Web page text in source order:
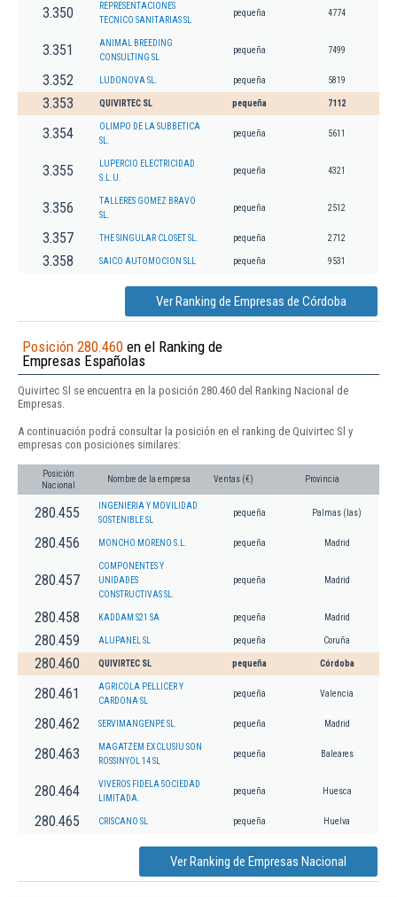
3.350
REPRESENTACIONES
TECNICO SANITARIAS SL
pequeña 4774
3.351
ANIMAL BREEDING
CONSULTING SL
pequeña 7499
3.352 LUDONOVA SL. pequeña 5819
3.353 QUIVIRTEC SL pequeña 7112
3.354
OLIMPO DE LA SUBBETICA
SL.
pequeña 5611
3.355
LUPERCIO ELECTRICIDAD
S.L.U.
pequeña 4321
3.356
TALLERES GOMEZ BRAVO
SL.
pequeña 2512
3.357 THE SINGULAR CLOSET SL. pequeña 2712
3.358 SAICO AUTOMOCION SLL pequeña 9531
Ver Ranking de Empresas de Córdoba
Posición 280.460 en el Ranking de
Empresas Españolas
Quivirtec Sl se encuentra en la posición 280.460 del Ranking Nacional de
Empresas.
A continuación podrá consultar la posición en el ranking de Quivirtec Sl y
empresas con posiciones similares:
Posición
Nacional
Nombre de la empresa Ventas (€) Provincia
280.455
INGENIERIA Y MOVILIDAD
SOSTENIBLE SL
pequeña Palmas (las)
280.456 MONCHO MORENO S.L. pequeña Madrid
280.457
COMPONENTES Y
UNIDADES
CONSTRUCTIVAS SL.
pequeña Madrid
280.458 KADDAM S21 SA pequeña Madrid
280.459 ALUPANEL SL pequeña Coruña
280.460 QUIVIRTEC SL pequeña Córdoba
280.461
AGRICOLA PELLICER Y
CARDONA SL
pequeña Valencia
280.462 SERVIMANGENPE SL. pequeña Madrid
280.463
MAGATZEM EXCLUSIU SON
ROSSINYOL 14 SL
pequeña Baleares
280.464
VIVEROS FIDELA SOCIEDAD
LIMITADA.
pequeña Huesca
280.465 CRISCANO SL pequeña Huelva
Ver Ranking de Empresas Nacional